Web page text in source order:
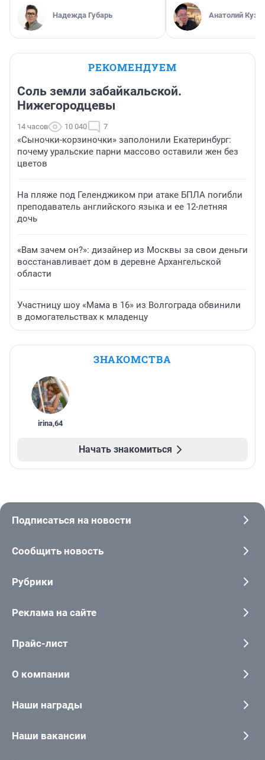
Надежда Губарь Анатолий
РЕКОМЕНДУЕМ
Соль земли забайкальской.
Нижегородцевы
14 часов 10 040 7
«Сыночки-корзиночки» заполонили Екатеринбург:
почему уральские парни массово оставили жен без
цветов
На пляже под Геленджиком при атаке БПЛА погибли
преподаватель английского языка и ее 12-летняя
дочь
«Вам зачем он?»: дизайнер из Москвы за свои деньги
восстанавливает дом в деревне Архангельской
области
Участницу шоу «Мама в 16» из Волгограда обвинили
в домогательствах к младенцу
ЗНАКОМСТВА
irina,64
Начать знакомиться
Подписаться на новости
Сообщить новость
Рубрики
Реклама на сайте
Прайс-лист
О компании
Наши награды
Наши вакансии